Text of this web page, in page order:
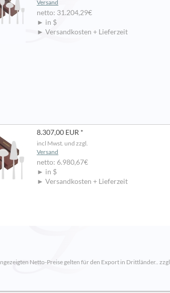
Versand
netto: 31.204,29€
► in $
► Versandkosten + Lieferzeit
8.307,00 EUR *
incl Mwst. und zzgl.
Versand
netto: 6.980,67€
► in $
► Versandkosten + Lieferzeit
Netto-Preise gelten für den Export in Drittländer.. zzgl